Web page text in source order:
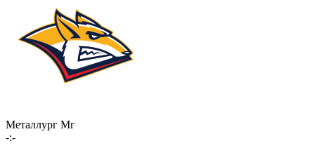
Металлург Мг
-:-